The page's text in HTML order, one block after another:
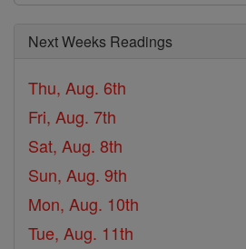
Next Weeks Readings
Thu, Aug. 6th
Fri, Aug. 7th
Sat, Aug. 8th
Sun, Aug. 9th
Mon, Aug. 10th
Tue, Aug. 11th